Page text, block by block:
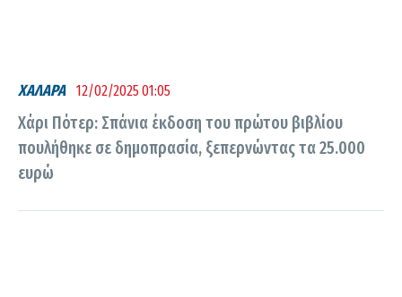
ΧΑΛΑΡΑ 12/02/2025 01:05
Χάρι Πότερ: Σπάνια έκδοση του πρώτου βιβλίου
πουλήθηκε σε δημοπρασία, ξεπερνώντας τα 25.000
ευρώ